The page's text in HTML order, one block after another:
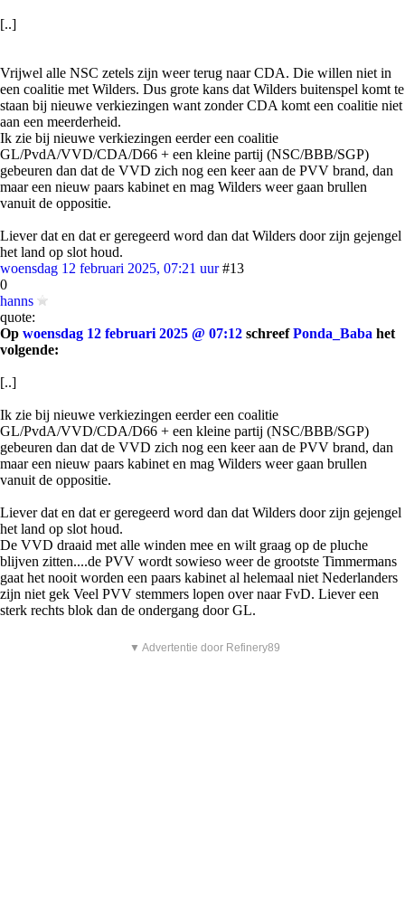
[..]
Vrijwel alle NSC zetels zijn weer terug naar CDA. Die willen niet in
een coalitie met Wilders. Dus grote kans dat Wilders buitenspel komt te
staan bij nieuwe verkiezingen want zonder CDA komt een coalitie niet
aan een meerderheid.
Ik zie bij nieuwe verkiezingen eerder een coalitie
GL/PvdA/VVD/CDA/D66 + een kleine partij (NSC/BBB/SGP)
gebeuren dan dat de VVD zich nog een keer aan de PVV brand, dan
maar een nieuw paars kabinet en mag Wilders weer gaan brullen
vanuit de oppositie.
Liever dat en dat er geregeerd word dan dat Wilders door zijn gejengel
het land op slot houd.
woensdag 12 februari 2025, 07:21 uur #13
0
hanns
quote:
Op woensdag 12 februari 2025 @ 07:12 schreefPonda_Baba het
volgende:
[..]
Ik zie bij nieuwe verkiezingen eerder een coalitie
GL/PvdA/VVD/CDA/D66 + een kleine partij (NSC/BBB/SGP)
gebeuren dan dat de VVD zich nog een keer aan de PVV brand, dan
maar een nieuw paars kabinet en mag Wilders weer gaan brullen
vanuit de oppositie.
Liever dat en dat er geregeerd word dan dat Wilders door zijn gejengel
het land op slot houd.
De VVD draaid met alle winden mee en wilt graag op de pluche
blijven zitten....de PVV wordt sowieso weer de grootste Timmermans
gaat het nooit worden een paars kabinet al helemaal niet Nederlanders
zijn niet gek Veel PVV stemmers lopen over naar FvD. Liever een
sterk rechts blok dan de ondergang door GL.
▼ Advertentie door Refinery89